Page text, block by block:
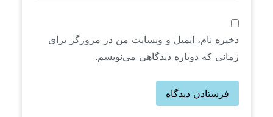
ذخیره نام، ایمیل و وبسایت من در مرورگر برای
زمانی که دوباره دیدگاهی می‌نویسم.